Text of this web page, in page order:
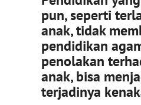
pun, seperti
anak, tidak
pendidikan
penolakan
anak, bisa
terjadinya